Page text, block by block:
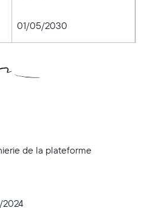
01/05/2030
de la plateforme
2024